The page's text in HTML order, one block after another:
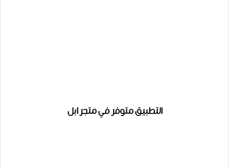
التطبيق متوفر في متجر ابل